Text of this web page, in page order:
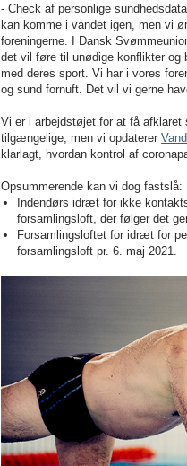
- Check af personlige
kan komme i vandet igen, men vi
foreningerne. I Dansk
det vil føre til unødige konflikter og
med deres sport. Vi har i vores
og sund fornuft. Det vil vi gerne
Vi er i arbejdstøjet for at få afklaret
tilgængelige, men vi opdaterer
klarlagt, hvordan kontrol af
Opsummerende kan vi dog fastslå:
Indendørs idræt for ikke
forsamlingsloft, der følger det
Forsamlingsloftet for idræt for
forsamlingsloft pr. 6. maj 2021.